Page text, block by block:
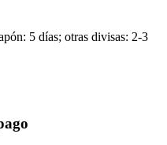
5 días; otras divisas: 2-3